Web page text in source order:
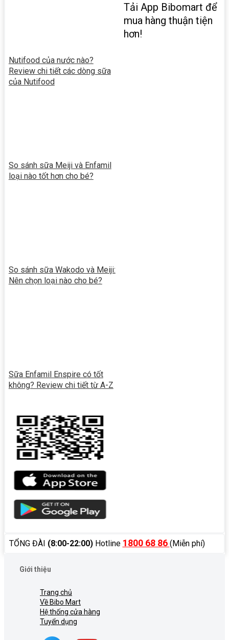
Nutifood của nước nào?
Review chi tiết các dòng sữa
của Nutifood
So sánh sữa Meiji và Enfamil
loại nào tốt hơn cho bé?
So sánh sữa Wakodo và Meiji:
Nên chọn loại nào cho bé?
Sữa Enfamil Enspire có tốt
không? Review chi tiết từ A-Z
Tải App Bibomart để
mua hàng thuận tiện
hơn!
TỔNG ĐÀI (8:00-22:00)Hotline 1800 68 86 (Miễn phí)
Giới thiệu
Trang chủ
Về Bibo Mart
Hệ thống cửa hàng
Tuyển dụng